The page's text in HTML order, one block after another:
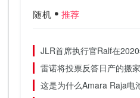
随机 推荐
JLR首席执行官Ralf在
雷诺将投票反答日产的搬
这是为什么Amara Raja电